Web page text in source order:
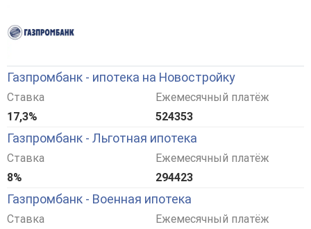
Газпромбанк - ипотека на Новостройку
Ставка
17,3%
Ежемесячный платёж
524353
Газпромбанк - Льготная ипотека
Ставка
8%
Ежемесячный платёж
294423
Газпромбанк - Военная ипотека
Ставка
Ежемесячный платёж